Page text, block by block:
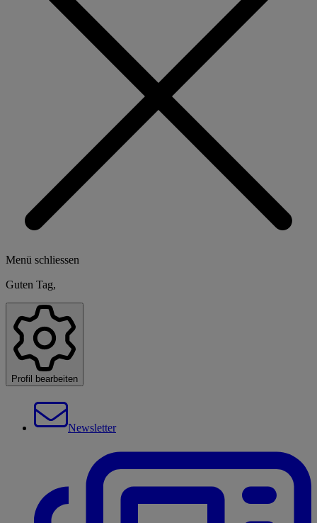
Menü schliessen
Guten Tag,
Profil bearbeiten
Newsletter